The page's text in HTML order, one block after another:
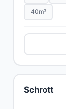
40m³
Schrott